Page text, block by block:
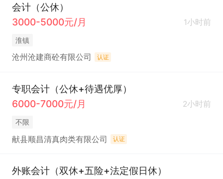
会计（公休）
3000-5000元/月
1小时前
淮镇
沧州沧建商砼有限公司 认证
专职会计（公休+待遇优厚）
6000-7000元/月
2小时前
不限
献县顺昌清真肉类有限公司 认证
外账会计（双休+五险+法定假日休）